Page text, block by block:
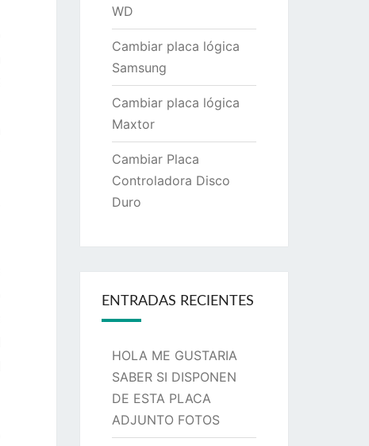
WD
Cambiar placa lógica
Samsung
Cambiar placa lógica
Maxtor
Cambiar Placa
Controladora Disco
Duro
ENTRADAS RECIENTES
HOLA ME GUSTARIA
SABER SI DISPONEN
DE ESTA PLACA
ADJUNTO FOTOS